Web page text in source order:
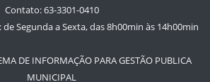
Contato: 63-3301-0410
Segunda a Sexta, das 8h00min às 14h00min
DE INFORMAÇÃO PARA GESTÃO PUBLICA
MUNICIPAL